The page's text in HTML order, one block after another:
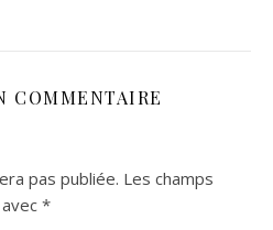
COMMENTAIRE
pas publiée. Les champs
*